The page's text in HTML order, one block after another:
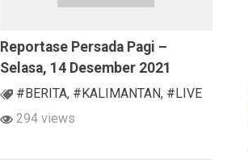
Reportase Persada Pagi –
Selasa, 14 Desember 2021
#BERITA, #KALIMANTAN, #LIVE
294 views